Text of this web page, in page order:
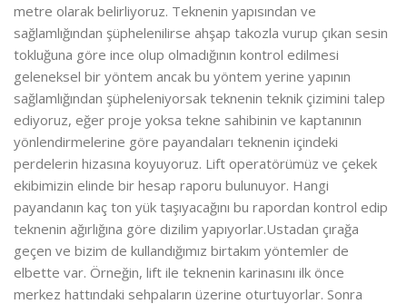
metre olarak belirliyoruz. Teknenin yapısından ve
sağlamlığından şüphelenilirse ahşap takozla vurup çıkan sesin
tokluğuna göre ince olup olmadığının kontrol edilmesi
geleneksel bir yöntem ancak bu yöntem yerine yapının
sağlamlığından şüpheleniyorsak teknenin teknik çizimini talep
ediyoruz, eğer proje yoksa tekne sahibinin ve kaptanının
yönlendirmelerine göre payandaları teknenin içindeki
perdelerin hizasına koyuyoruz. Lift operatörümüz ve çekek
ekibimizin elinde bir hesap raporu bulunuyor. Hangi
payandanın kaç ton yük taşıyacağını bu rapordan kontrol edip
teknenin ağırlığına göre dizilim yapıyorlar.Ustadan çırağa
geçen ve bizim de kullandığımız birtakım yöntemler de
elbette var. Örneğin, lift ile teknenin karinasını ilk önce
merkez hattındaki sehpaların üzerine oturtuyorlar. Sonra